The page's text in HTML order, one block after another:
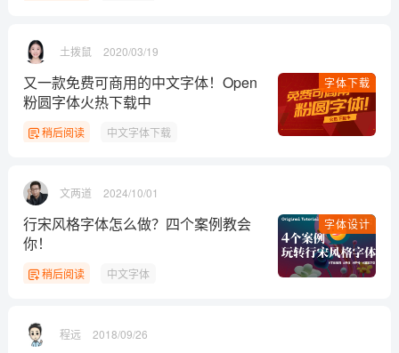
土拨鼠 2020/03/19
字体下载
又一款免费可商用的中文字体！Open
粉圆字体火热下载中
稍后阅读 中文字体下载
文两道 2024/10/01
字体设计
行宋风格字体怎么做？四个案例教会
你！
稍后阅读 中文字体
程远 2018/09/26